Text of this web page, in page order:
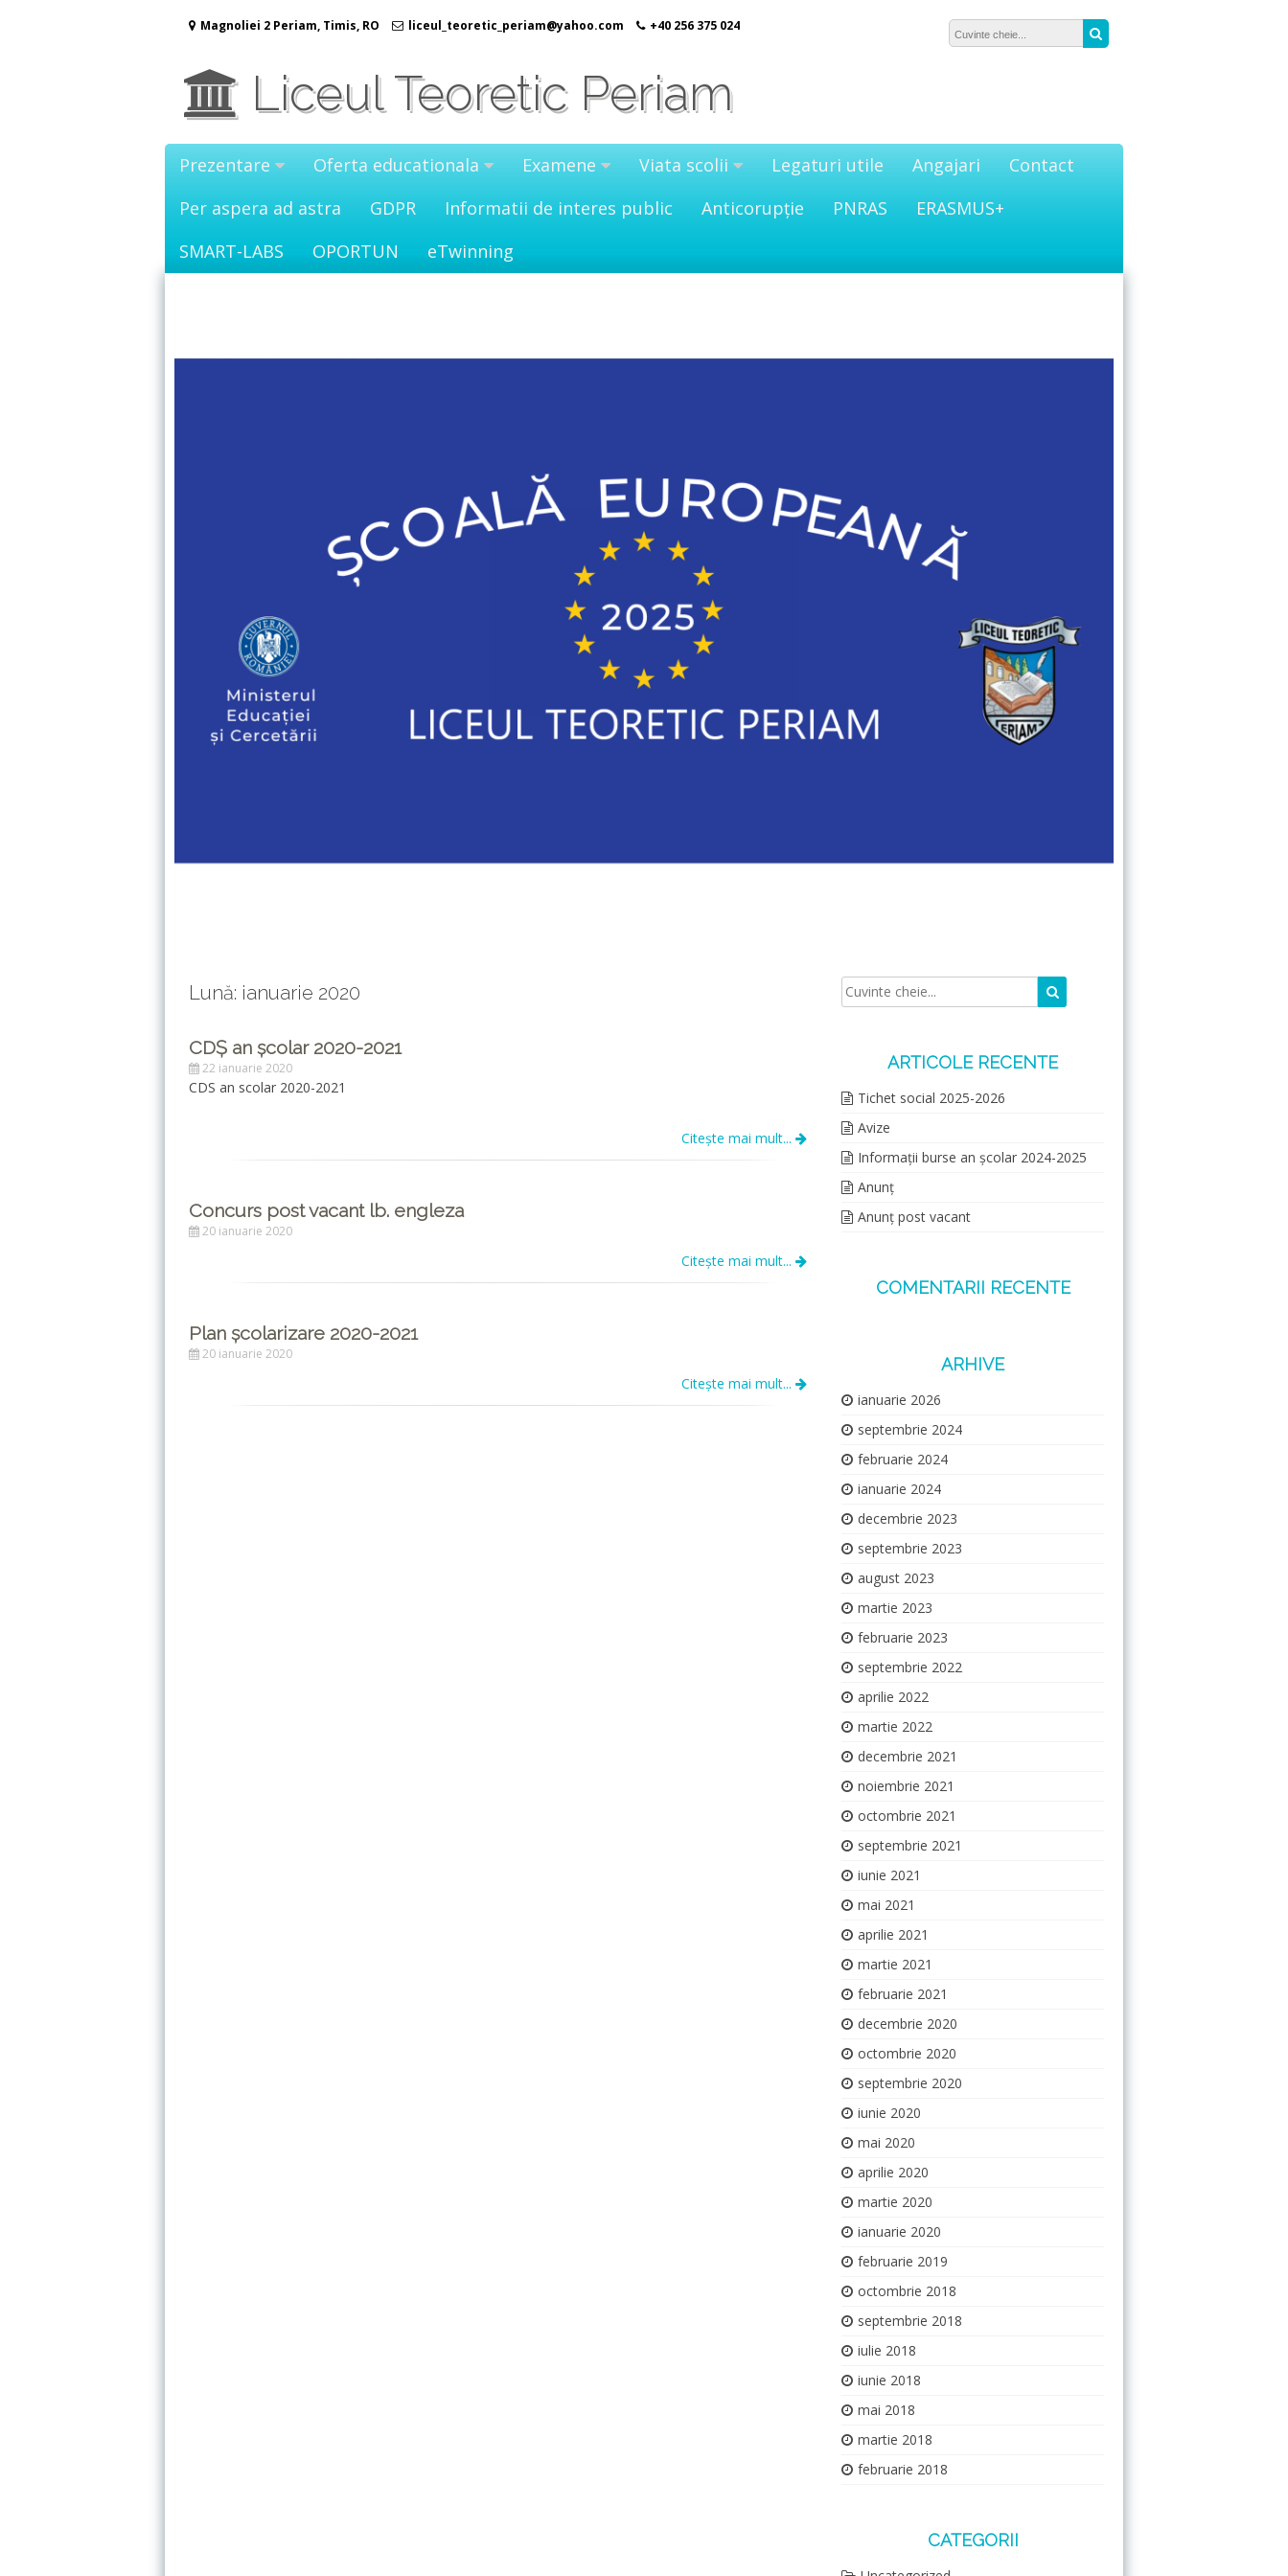
Magnoliei 2 Periam, Timis, RO liceul_teoretic_periam@yahoo.com +40 256 375 024
Liceul Teoretic Periam
Prezentare Oferta educationala Examene Viata scolii Legaturi utile Angajari
Contact
Per aspera ad astra
GDPR Informatii de interes public Anticorupție PNRAS
ERASMUS+
SMART-LABS
OPORTUN eTwinning
Lună: ianuarie 2020
CDȘ an școlar 2020-2021
22 ianuarie 2020
CDS an scolar 2020-2021
Citește mai mult...
Concurs post vacant lb. engleza
20 ianuarie 2020
Citește mai mult...
Plan școlarizare 2020-2021
20 ianuarie 2020
Citește mai mult...
ARTICOLE RECENTE
Tichet social 2025-2026
Avize
Informații burse an școlar 2024-2025
Anunț
Anunț post vacant
COMENTARII RECENTE
ARHIVE
ianuarie 2026
septembrie 2024
februarie 2024
ianuarie 2024
decembrie 2023
septembrie 2023
august 2023
martie 2023
februarie 2023
septembrie 2022
aprilie 2022
martie 2022
decembrie 2021
noiembrie 2021
octombrie 2021
septembrie 2021
iunie 2021
mai 2021
aprilie 2021
martie 2021
februarie 2021
decembrie 2020
octombrie 2020
septembrie 2020
iunie 2020
mai 2020
aprilie 2020
martie 2020
ianuarie 2020
februarie 2019
octombrie 2018
septembrie 2018
iulie 2018
iunie 2018
mai 2018
martie 2018
februarie 2018
CATEGORII